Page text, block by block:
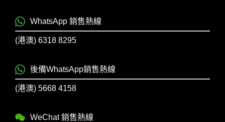
WhatsApp 銷售熱線
(港澳) 6318 8295
後備WhatsApp銷售熱線
(港澳) 5668 4158
WeChat 銷售熱線